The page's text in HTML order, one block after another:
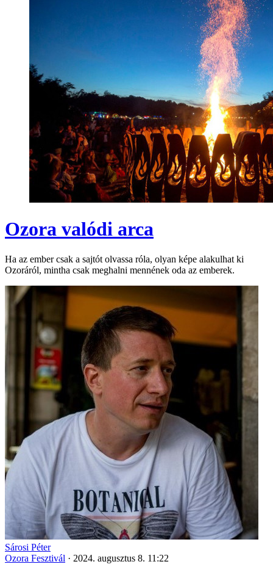
Ozora valódi arca
Ha az ember csak a sajtót olvassa róla, olyan képe alakulhat ki
Ozoráról, mintha csak meghalni mennének oda az emberek.
Sárosi Péter
Ozora Fesztivál · 2024. augusztus 8. 11:22